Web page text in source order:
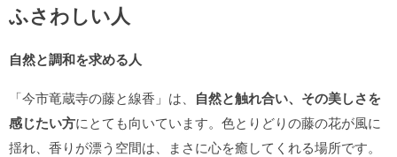
ふさわしい人
自然と調和を求める人
「今市竜蔵寺の藤と線香」は、 自然と触れ合い、その美しさを
感じたい方にとても向いています。色とりどりの藤の花が風に
揺れ、香りが漂う空間は、まさに心を癒してくれる場所です。